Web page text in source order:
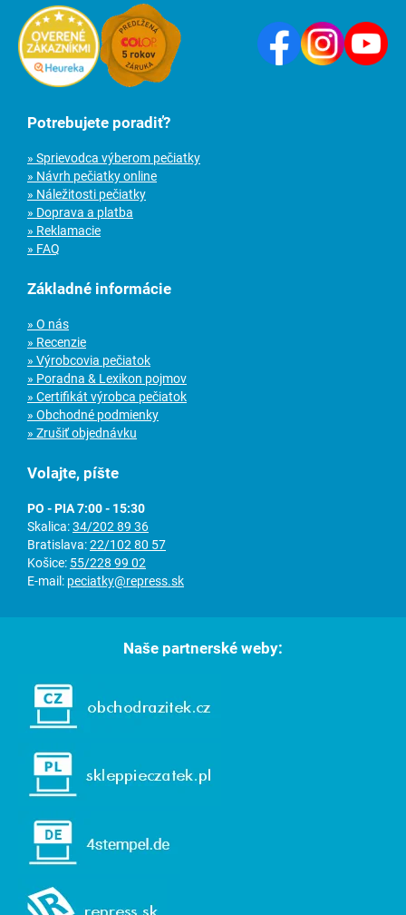
Potrebujete poradiť?
» Sprievodca výberom pečiatky
» Návrh pečiatky online
» Náležitosti pečiatky
» Doprava a platba
» Reklamacie
» FAQ
Základné informácie
» O nás
» Recenzie
» Výrobcovia pečiatok
» Poradna & Lexikon pojmov
» Certifikát výrobca pečiatok
» Obchodné podmienky
» Zrušiť objednávku
Volajte, píšte
PO - PIA 7:00 - 15:30
Skalica:34/202 89 36
Bratislava:22/102 80 57
Košice: 55/228 99 02
E-mail: peciatky@repress.sk
Naše partnerské weby: